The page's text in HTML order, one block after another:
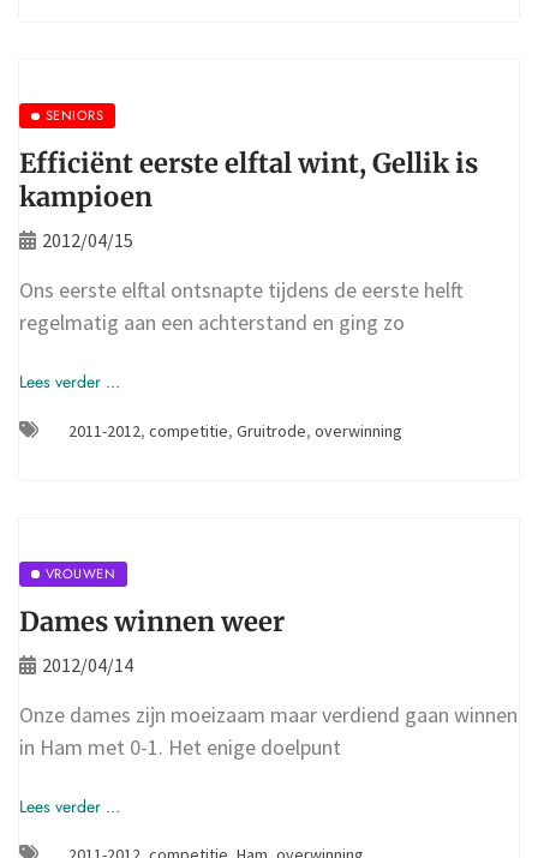
SENIORS
Efficiënt eerste elftal wint, Gellik is
kampioen
2012/04/15
Ons eerste elftal ontsnapte tijdens de eerste helft
regelmatig aan een achterstand en ging zo
Lees verder ...
2011-2012, competitie, Gruitrode, overwinning
VROUWEN
Dames winnen weer
2012/04/14
Onze dames zijn moeizaam maar verdiend gaan winnen
in Ham met 0-1. Het enige doelpunt
Lees verder ...